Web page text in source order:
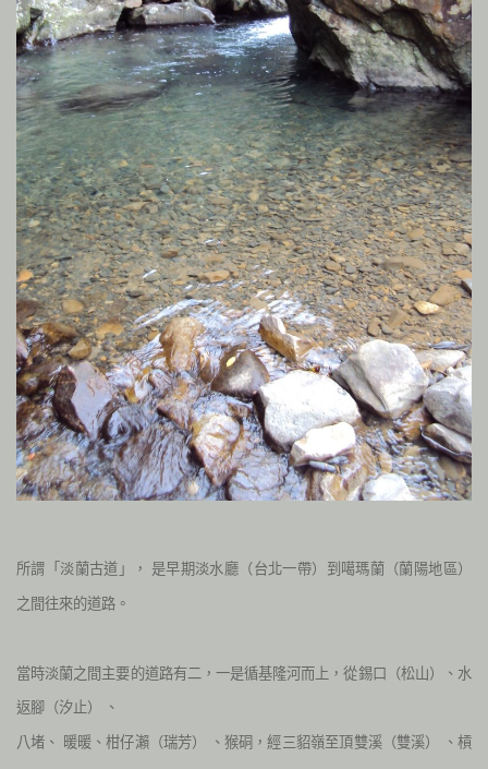
所謂「淡蘭古道」， 是早期淡水廳（台北一帶）到噶瑪蘭（蘭陽地區）
之間往來的道路。
當時淡蘭之間主要的道路有二，一是循基隆河而上，從錫口（松山）、水
返腳（汐止）
、
八堵、 暖暖、柑仔瀨（瑞芳） 、猴硐，經三貂嶺至頂雙溪（雙溪）
、槓